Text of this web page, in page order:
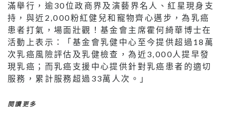
滿舉行，逾30位政商界及演藝界名人、紅星現身支
持，與近2,000粉紅健兒和寵物齊心邁步，為乳癌
患者打氣，場面壯觀！基金會主席霍何綺華博士在
活動上表示：「基金會乳健中心至今提供超過18萬
次乳癌風險評估及乳健檢查，為近3,000人提早發
現乳癌；而乳癌支援中心提供針對乳癌患者的適切
服務，累計服務超過33萬人次。」
閱讀更多